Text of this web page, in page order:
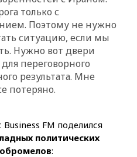
только с
Поэтому не нужно
ситуацию, если мы
Нужно вот двери
переговорного
результата. Мне
потеряно.
FM поделился
политических
: